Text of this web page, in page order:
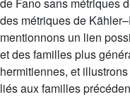
des métriques de
mentionnons un lien
et des familles plus
hermitiennes, et
liés aux familles